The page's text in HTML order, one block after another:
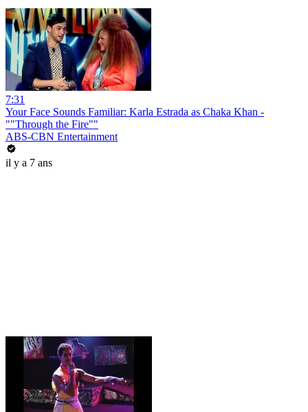
7:31
Your Face Sounds Familiar: Karla Estrada as Chaka Khan -
""Through the Fire""
ABS-CBN Entertainment
il y a 7 ans